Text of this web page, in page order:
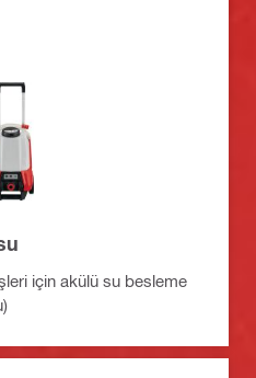
için akülü su besleme